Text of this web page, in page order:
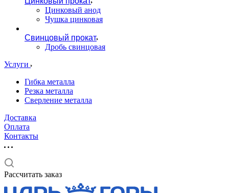
Цинковый анод
Чушка цинковая
Свинцовый прокат
Дробь свинцовая
Услуги
Гибка металла
Резка металла
Сверление металла
Доставка
Оплата
Контакты
Рассчитать заказ